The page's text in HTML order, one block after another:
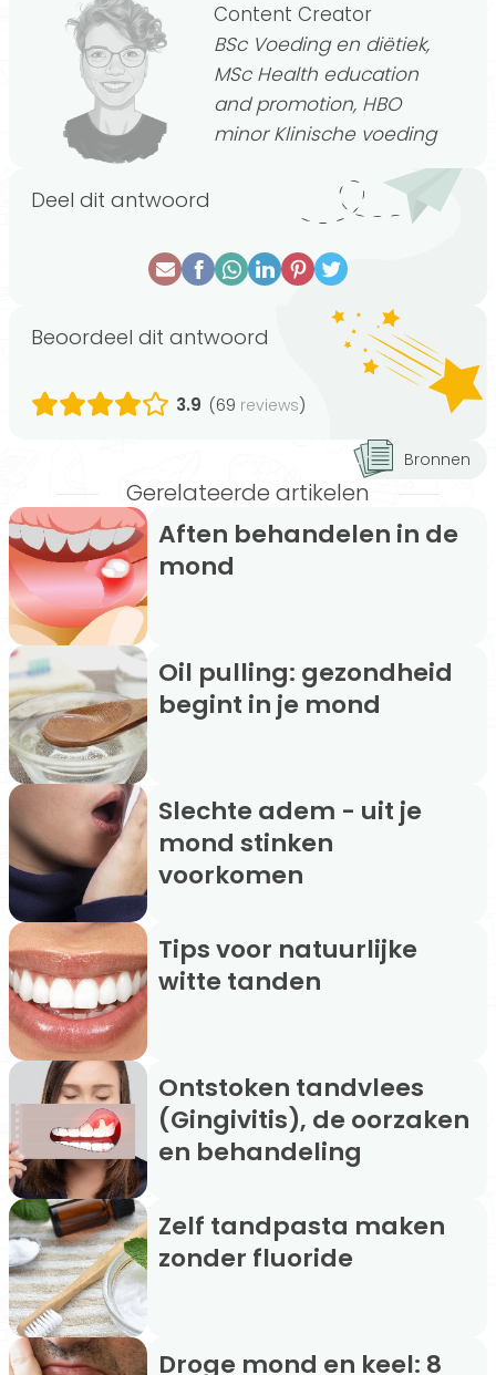
Content Creator
BSc Voeding en diëtiek,
MSc Health education
and promotion, HBO
minor Klinische voeding
Deel dit antwoord
Beoordeel dit antwoord
3.9 (69 reviews)
Bronnen
Gerelateerde artikelen
Aften behandelen in de
mond
Oil pulling: gezondheid
begint in je mond
Slechte adem - uit je
mond stinken
voorkomen
Tips voor natuurlijke
witte tanden
Ontstoken tandvlees
(Gingivitis), de oorzaken
en behandeling
Zelf tandpasta maken
zonder fluoride
Droge mond en keel: 8